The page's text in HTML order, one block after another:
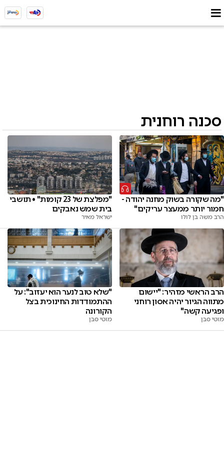
סכנה רוחנית
"מה שקורה בשוק מחנה יהודה -
חמור יותר ממעצר עריקים"
הרב משה בן לולו
"מפלצת של 23 קומות" • תושבי
בית שמש נאבקים
ישראל מאיר
הרב הראשי מזהיר: "יישום
מתווה הגיור יהיה אסון רוחני
ופגיעה קשה"
מוטי סבן
"שלא טוב לנער הוא יעזוב": על
ההתמודדות החינוכית בצל
הקורונה
מוטי סבן